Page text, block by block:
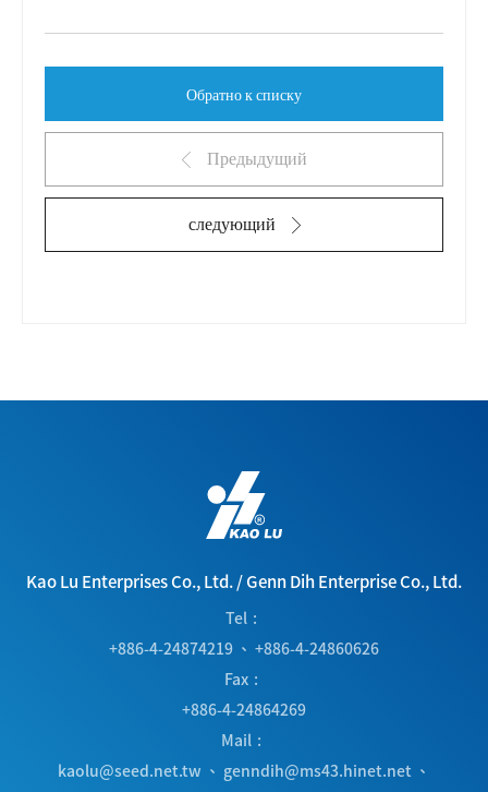
Предыдущий
Обратно к списку
следующий
Kao Lu Enterprises Co., Ltd./Genn Dih Enterprise Co., Ltd.
Tel
+886-4-24874219 、 +886-4-24860626
Fax
+886-4-24864269
Mail
kaolu@seed.net.tw 、 genndih@ms43.hinet.net 、